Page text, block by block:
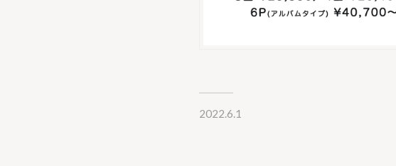
2022.6.1